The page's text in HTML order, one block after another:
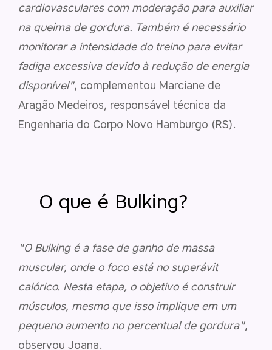
cardiovasculares com moderação para auxiliar
na queima de gordura. Também é necessário
monitorar a intensidade do treino para evitar
fadiga excessiva devido à redução de energia
disponível", complementou Marciane de
Aragão Medeiros, responsável técnica da
Engenharia do Corpo Novo Hamburgo (RS).
O que é Bulking?
"O Bulking é a fase de ganho de massa
muscular, onde o foco está no superávit
calórico. Nesta etapa, o objetivo é construir
músculos, mesmo que isso implique em um
pequeno aumento no percentual de gordura",
observou Joana.